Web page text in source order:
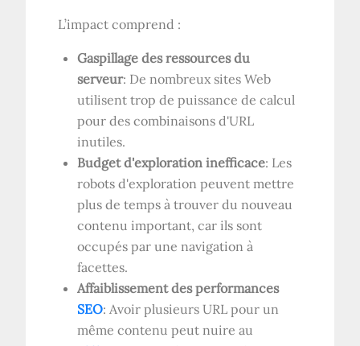
L’impact comprend :
Gaspillage des ressources du
serveur: De nombreux sites Web
utilisent trop de puissance de calcul
pour des combinaisons d'URL
inutiles.
Budget d'exploration inefficace: Les
robots d'exploration peuvent mettre
plus de temps à trouver du nouveau
contenu important, car ils sont
occupés par une navigation à
facettes.
Affaiblissement des performances
SEO: Avoir plusieurs URL pour un
même contenu peut nuire au